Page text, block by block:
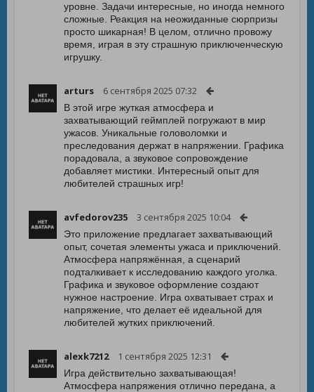
уровне. Задачи интересные, но иногда немного
сложные. Реакция на неожиданные сюрпризы
просто шикарная! В целом, отлично провожу
время, играя в эту страшную приключенческую
игрушку.
arturs 6 сентября 2025 07:32
В этой игре жуткая атмосфера и
захватывающий геймплей погружают в мир
ужасов. Уникальные головоломки и
преследования держат в напряжении. Графика
порадовала, а звуковое сопровождение
добавляет мистики. Интересный опыт для
любителей страшных игр!
avfedorov235 3 сентября 2025 10:04
Это приложение предлагает захватывающий
опыт, сочетая элементы ужаса и приключений.
Атмосфера напряжённая, а сценарий
подталкивает к исследованию каждого уголка.
Графика и звуковое оформление создают
нужное настроение. Игра охватывает страх и
напряжение, что делает её идеальной для
любителей жутких приключений.
alexk7212 1 сентября 2025 12:31
Игра действительно захватывающая!
Атмосфера напряжения отлично передана, а